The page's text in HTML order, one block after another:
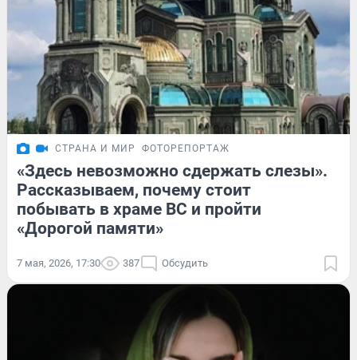
СТРАНА И МИР ФОТОРЕПОРТАЖ
«Здесь невозможно сдержать слезы».
Рассказываем, почему стоит
побывать в храме ВС и пройти
«Дорогой памяти»
7 мая, 2026, 17:30 387 Обсудить